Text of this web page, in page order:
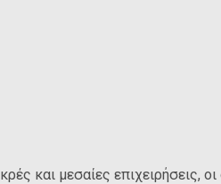
και μεσαίες επιχειρήσεις,